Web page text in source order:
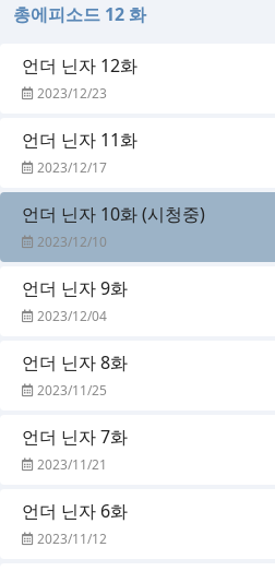
총에피소드 12 화
언더 닌자 12화
2023/12/23
언더 닌자 11화
2023/12/17
언더 닌자 10화 (시청중)
2023/12/10
언더 닌자 9화
2023/12/04
언더 닌자 8화
2023/11/25
언더 닌자 7화
2023/11/21
언더 닌자 6화
2023/11/12